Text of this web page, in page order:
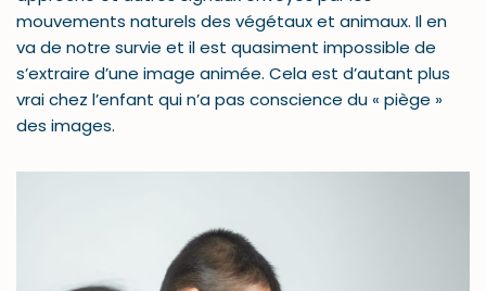
mouvements naturels des végétaux et animaux. Il en
va de notre survie et il est quasiment impossible de
s’extraire d’une image animée. Cela est d’autant plus
vrai chez l’enfant qui n’a pas conscience du « piège »
des images.